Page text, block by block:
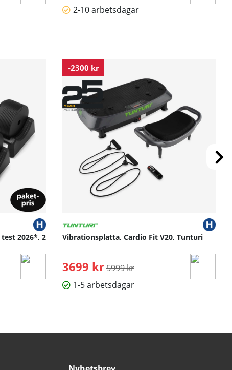
2-10 arbetsdagar
2026*, 2
-2300 kr
Vibrationsplatta, Cardio Fit V20, Tunturi
3699 kr Ordinarie pris:
5999 kr
1-5 arbetsdagar